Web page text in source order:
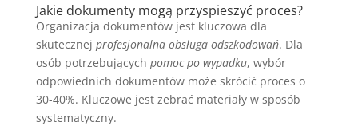
Jakie dokumenty mogą przyspieszyć proces?
Organizacja dokumentów jest kluczowa dla
skutecznej profesjonalna obsługa odszkodowań. Dla
osób potrzebujących pomoc po wypadku, wybór
odpowiednich dokumentów może skrócić proces o
30-40%. Kluczowe jest zebrać materiały w sposób
systematyczny.